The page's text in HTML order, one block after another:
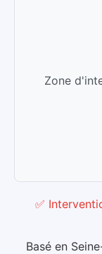
Zone
✅
Basé en